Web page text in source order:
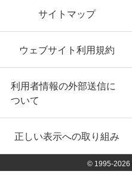
サイトマップ
ウェブサイト利用規約
利用者情報の外部送信に
ついて
正しい表示への取り組み
© 1995-2026